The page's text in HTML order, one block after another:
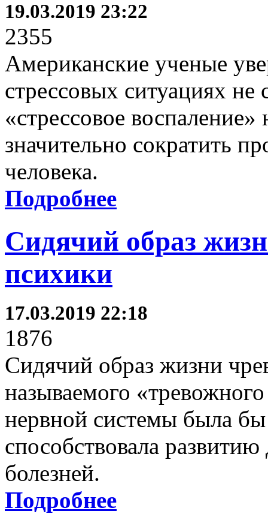
19.03.2019 23:22
2355
Американские ученые
стрессовых ситуациях
«стрессовое
значительно сократить
человека.
Подробнее
Сидячий образ
психики
17.03.2019 22:18
1876
Сидячий образ жизни
называемого
нервной системы была
способствовала
болезней.
Подробнее